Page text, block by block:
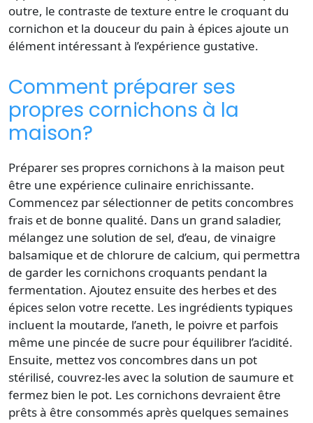
outre, le contraste de texture entre le croquant du
cornichon et la douceur du pain à épices ajoute un
élément intéressant à l’expérience gustative.
Comment préparer ses
propres cornichons à la
maison?
Préparer ses propres cornichons à la maison peut
être une expérience culinaire enrichissante.
Commencez par sélectionner de petits concombres
frais et de bonne qualité. Dans un grand saladier,
mélangez une solution de sel, d’eau, de vinaigre
balsamique et de chlorure de calcium, qui permettra
de garder les cornichons croquants pendant la
fermentation. Ajoutez ensuite des herbes et des
épices selon votre recette. Les ingrédients typiques
incluent la moutarde, l’aneth, le poivre et parfois
même une pincée de sucre pour équilibrer l’acidité.
Ensuite, mettez vos concombres dans un pot
stérilisé, couvrez-les avec la solution de saumure et
fermez bien le pot. Les cornichons devraient être
prêts à être consommés après quelques semaines